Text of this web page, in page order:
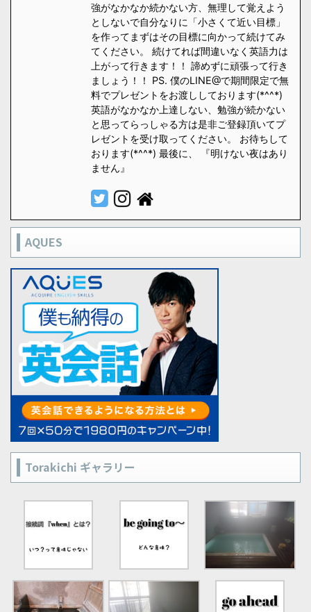
強がなかなか続かない方、無理して覚えよう
としないで自分なりに「小さくて近い目標」
を作ってまずはその目標に向かって続けてみ
てください。 続けてれば間違いなく英語力は
上がって行きます！！ 諦めずに頑張って行き
ましょう！！ PS. 僕のLINE@で期間限定で無
料でプレゼントをお渡ししております(*^^*)
英語がなかなか上達しない、勉強が続かない
と思ってらっしゃる方は是非ご登録頂いてプ
レゼントを受け取ってください。 お待ちして
おります(*^^*) 最後に、 『明けない夜はあり
ません』
AQUES
Torakichi ギャラリー